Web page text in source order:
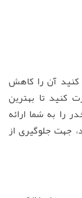
کنید آن را کاهش
کنید تا بهترین
را به شما ارائه
جهت جلوگیری از